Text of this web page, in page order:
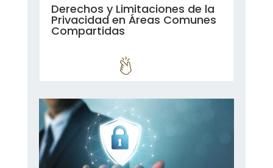
Derechos y Limitaciones de la
Privacidad en Áreas Comunes
Compartidas